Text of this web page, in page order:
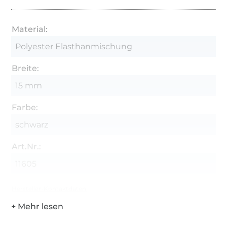
Material:
Polyester Elasthanmischung
Breite:
15 mm
Farbe:
schwarz
Art.Nr.: